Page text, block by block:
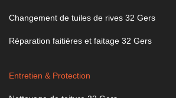
Changement de tuiles de rives 32 Gers
Réparation faitières et faitage 32 Gers
Entretien & Protection